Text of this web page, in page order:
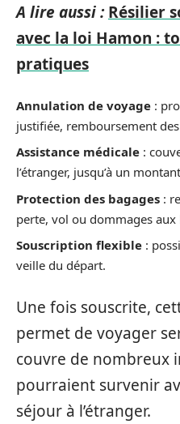
A lire aussi : Résilier
avec la loi Hamon :
pratiques
Annulation de voyage :
justifiée, remboursement
Assistance médicale :
l’étranger, jusqu’à un
Protection des bagages :
perte, vol ou dommages aux
Souscription flexible :
veille du départ.
Une fois souscrite,
permet de voyager
couvre de nombreux
pourraient survenir
séjour à l’étranger.